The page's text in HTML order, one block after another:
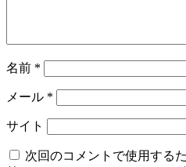
名前 *
メール *
サイト
次回のコメントで使用する